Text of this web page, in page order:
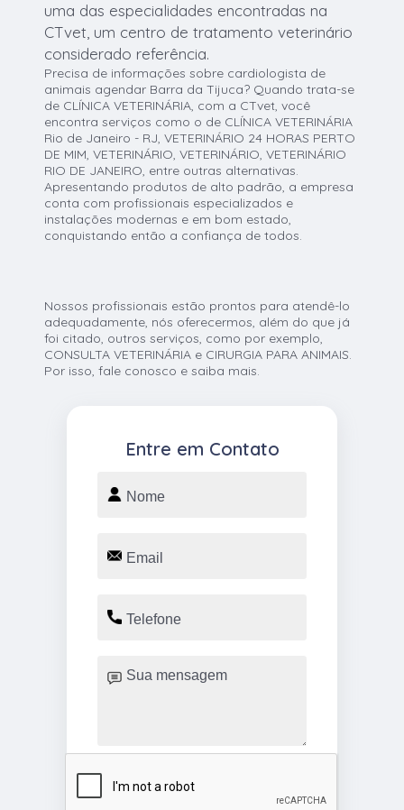
uma das especialidades encontradas na
CTvet, um centro de tratamento veterinário
considerado referência.
Precisa de informações sobre cardiologista de
animais agendar Barra da Tijuca? Quando trata-se
de CLÍNICA VETERINÁRIA, com a CTvet, você
encontra serviços como o de CLÍNICA VETERINÁRIA
Rio de Janeiro - RJ, VETERINÁRIO 24 HORAS PERTO
DE MIM, VETERINÁRIO, VETERINÁRIO, VETERINÁRIO
RIO DE JANEIRO, entre outras alternativas.
Apresentando produtos de alto padrão, a empresa
conta com profissionais especializados e
instalações modernas e em bom estado,
conquistando então a confiança de todos.
Nossos profissionais estão prontos para atendê-lo
adequadamente, nós oferecermos, além do que já
foi citado, outros serviços, como por exemplo,
CONSULTA VETERINÁRIA e CIRURGIA PARA ANIMAIS.
Por isso, fale conosco e saiba mais.
Entre em Contato